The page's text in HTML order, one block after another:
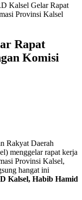
Kalsel Gelar Rapat
Provinsi Kalsel
Rapat
Komisi
Rakyat Daerah
menggelar rapat kerja
Provinsi Kalsel,
hangat ini
Kalsel, Habib Hamid